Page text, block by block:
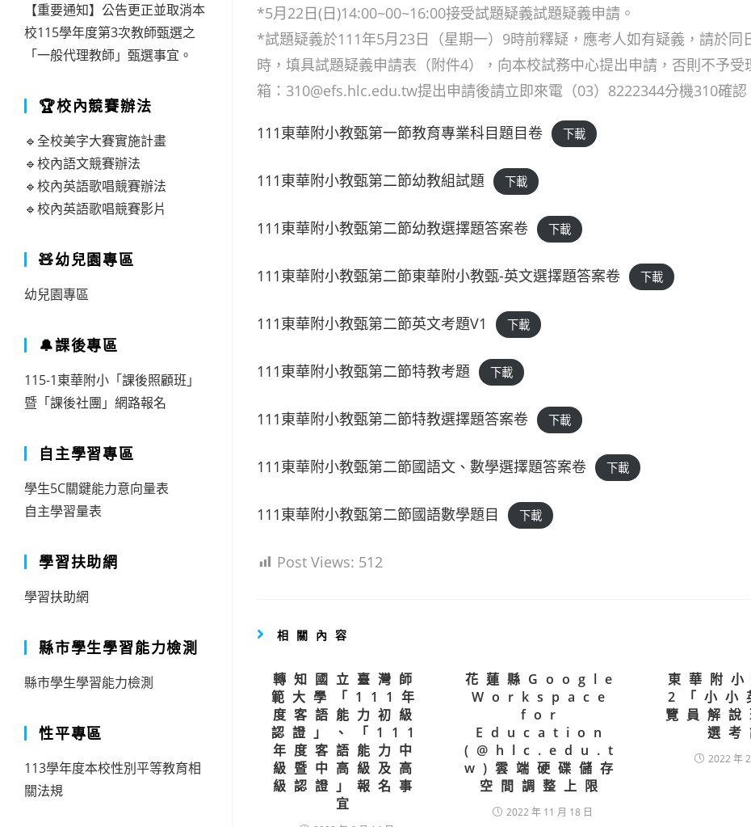
*5月22日(日)14:00~00~16:00接受試題疑義試題疑義申請。
*試題疑義於111年5月23日（星期一）9時前釋疑，應考人如有疑義，請於同
時，填具試題疑義申請表（附件4），向本校試務中心提出申請，否則不予受
箱：310@efs.hlc.edu.tw提出申請後請立即來電（03）8222344分機310確認
111東華附小教甄第一節教育專業科目題目卷 下載
111東華附小教甄第二節幼教組試題 下載
111東華附小教甄第二節幼教選擇題答案卷 下載
111東華附小教甄第二節東華附小教甄-英文選擇題答案卷 下載
111東華附小教甄第二節英文考題V1 下載
111東華附小教甄第二節特教考題 下載
111東華附小教甄第二節特教選擇題答案卷 下載
111東華附小教甄第二節國語文、數學選擇題答案卷 下載
111東華附小教甄第二節國語數學題目 下載
Post Views: 512
相關內容
轉知國立臺灣師
範大學「111年
度客語能力初級
認證」、「111
年度客語能力中
級暨中高級及高
級認證」報名事
宜
花蓮縣Google
Workspace
for
Education
(@hlc.edu.t
w)雲端硬碟儲存
空間調整上限
2022 年 11 月 18 日
東華附
2「小小
覽員解說
選考
2022 年
【重要通知】公告更正並取消本
校115學年度第3次教師甄選之
「一般代理教師」甄選事宜。
🏆校內競賽辦法
🔹全校美字大賽實施計畫
🔹校內語文競賽辦法
🔹校內英語歌唱競賽辦法
🔹校內英語歌唱競賽影片
🧸幼兒園專區
幼兒園專區
🔔課後專區
115-1東華附小「課後照顧班」
暨「課後社團」網路報名
自主學習專區
學生5C關鍵能力意向量表
自主學習量表
學習扶助網
學習扶助網
縣市學生學習能力檢測
縣市學生學習能力檢測
性平專區
113學年度本校性別平等教育相
關法規